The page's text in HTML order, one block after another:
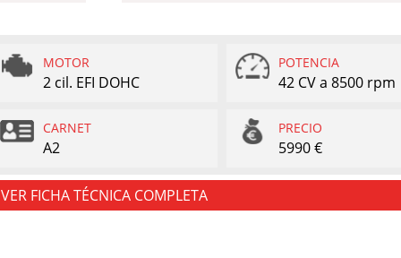
MOTOR
2 cil. EFI DOHC
POTENCIA
42 CV a 8500 rpm
CARNET
A2
PRECIO
5990 €
VER FICHA TÉCNICA COMPLETA